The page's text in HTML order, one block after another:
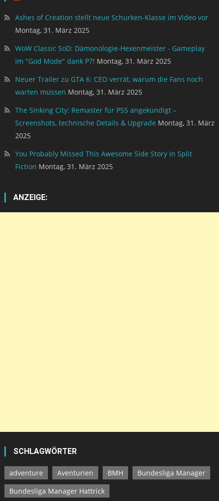
Ashes of Creation stellt neue Schurken-Klasse im Video vor
Montag, 31. März 2025
WoW Classic SoD: Dämonologie-Hexenmeister - Gameplay
im "God Mode" dank P7! Montag, 31. März 2025
Neuer Trailer zu GTA 6: CEO verrät, warum die Fans noch
warten müssen Montag, 31. März 2025
The Sinking City: Remaster für PS5 angekündigt –
Screenshots, technische Details & Upgrade Montag, 31. März
2025
You Probably Missed This Awesome Side Story In Split
Fiction Montag, 31. März 2025
ANZEIGE:
SCHLAGWÖRTER
adventure Aventurien BMH
Bundesliga Manager
Bundesliga Manager Hattrick